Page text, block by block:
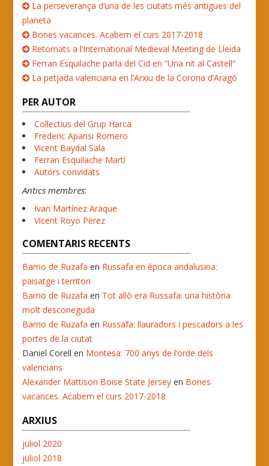
La perseverança d’una de les ciutats més antigues del
planeta
Bones vacances. Acabem el curs 2017-2018
Retornats a l’International Medieval Meeting de Lleida
Ferran Esquilache parla del Cid en “Una nit al Castell”
La petjada valenciana en l’Arxiu de la Corona d’Aragó
PER AUTOR
Col·lectius del Grup Harca
Frederic Aparisi Romero
Vicent Baydal Sala
Ferran Esquilache Martí
Autors convidats
Antics membres:
Ivan Martínez Araque
Vicent Royo Pérez
COMENTARIS RECENTS
Barrio de Ruzafa en Russafa en època andalusina:
paisatge i territori
Barrio de Ruzafa en Tot allò era Russafa: una història
molt desconeguda
Barrio de Ruzafa en Russafa: llauradors i pescadors a les
portes de la ciutat
Daniel Corell en Montesa: 700 anys de l’orde dels
valencians
Alexander Mattison Boise State Jersey en Bones
vacances. Acabem el curs 2017-2018
ARXIUS
juliol 2020
juliol 2018